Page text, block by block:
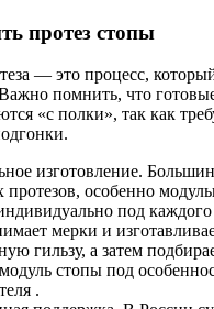
протез стопы
— это процесс,
помнить, что
«с полки», так как
изготовление.
протезов, особенно
под
мерки и
гильзу, а затем
стопы под
.